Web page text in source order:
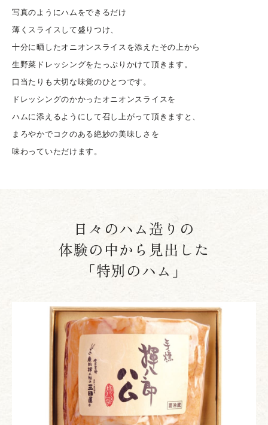
写真のようにハムをできるだけ
薄くスライスして盛りつけ、
十分に晒したオニオンスライスを添えたその上から
生野菜ドレッシングをたっぷりかけて頂きます。
口当たりも大切な味覚のひとつです。
ドレッシングのかかったオニオンスライスを
ハムに添えるようにして召し上がって頂きますと、
まろやかでコクのある絶妙の美味しさを
味わっていただけます。
日々のハム造りの
体験の中から見出した
「特別のハム」